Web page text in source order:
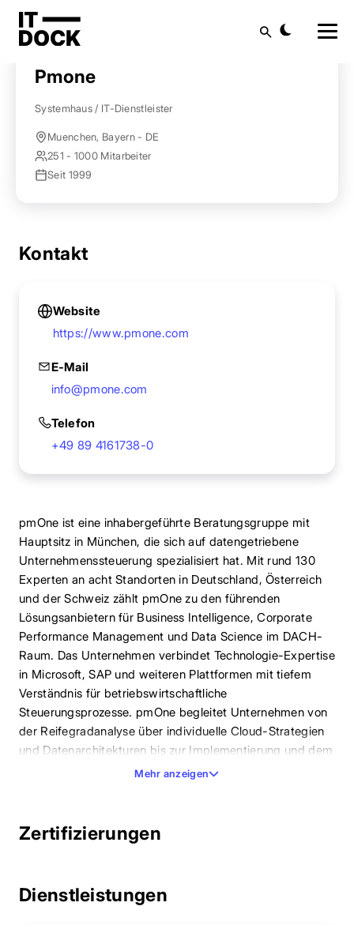
Startseite Anbieter finden
Pmone
Systemhaus / IT-Dienstleister
Muenchen, Bayern - DE
251 - 1000 Mitarbeiter
Seit 1999
Kontakt
Website
https://www.pmone.com
E-Mail
info@pmone.com
Telefon
+49 89 4161738-0
pmOne ist eine inhabergeführte Beratungsgruppe mit
Hauptsitz in München, die sich auf datengetriebene
Unternehmenssteuerung spezialisiert hat. Mit rund 130
Experten an acht Standorten in Deutschland, Österreich
und der Schweiz zählt pmOne zu den führenden
Lösungsanbietern für Business Intelligence, Corporate
Performance Management und Data Science im DACH-
Raum. Das Unternehmen verbindet Technologie-Expertise
in Microsoft, SAP und weiteren Plattformen mit tiefem
Verständnis für betriebswirtschaftliche
Steuerungsprozesse. pmOne begleitet Unternehmen von
der Reifegradanalyse über individuelle Cloud-Strategien
und Datenarchitekturen bis zur Implementierung und dem
laufenden Betrieb analytischer Plattformen.
Mehr anzeigen
Zertifizierungen
Dienstleistungen